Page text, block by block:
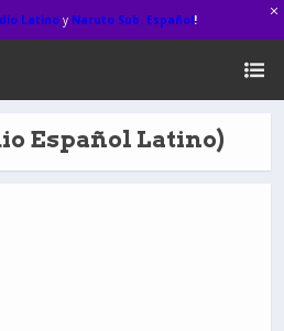
Latinoy Naruto Sub. Español!
Español Latino)